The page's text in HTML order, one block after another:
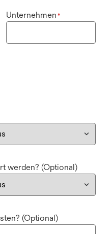
Unternehmen *
werden? (Optional)
(Optional)